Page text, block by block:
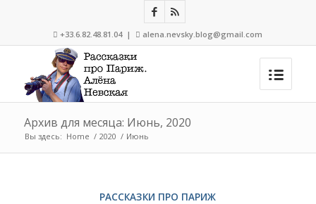
 +33.6.82.48.81.04 |  alena.nevsky.blog@gmail.com
Архив для месяца: Июнь, 2020
Вы здесь: Home / 2020 / Июнь
РАССКАЗКИ ПРО ПАРИЖ